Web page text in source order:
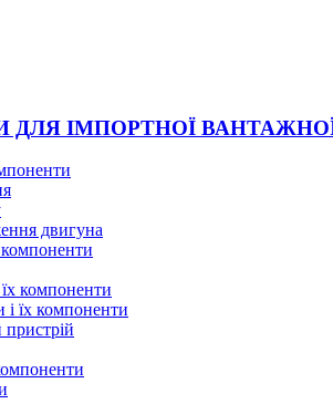
ДЛЯ ІМПОРТНОЇ
двигуна
компоненти
їх компоненти
пристрій